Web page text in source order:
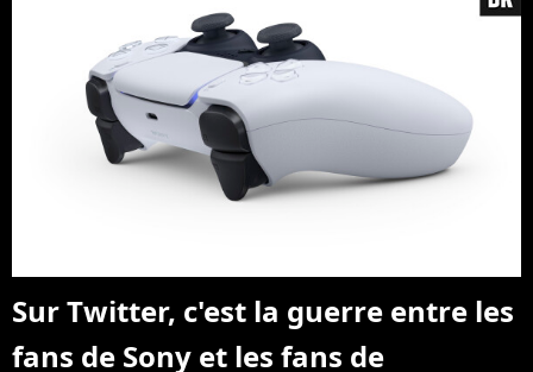
Sur Twitter, c'est la guerre entre les
fans de Sony et les fans de